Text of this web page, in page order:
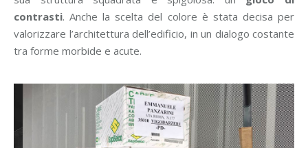
contrasti. Anche la scelta del colore è stata decisa per
valorizzare l’architettura dell’edificio, in un dialogo costante
tra forme morbide e acute.